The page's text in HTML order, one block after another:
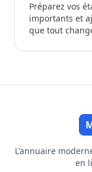
Préparez vos
importants et
que tout
L'annuaire
en